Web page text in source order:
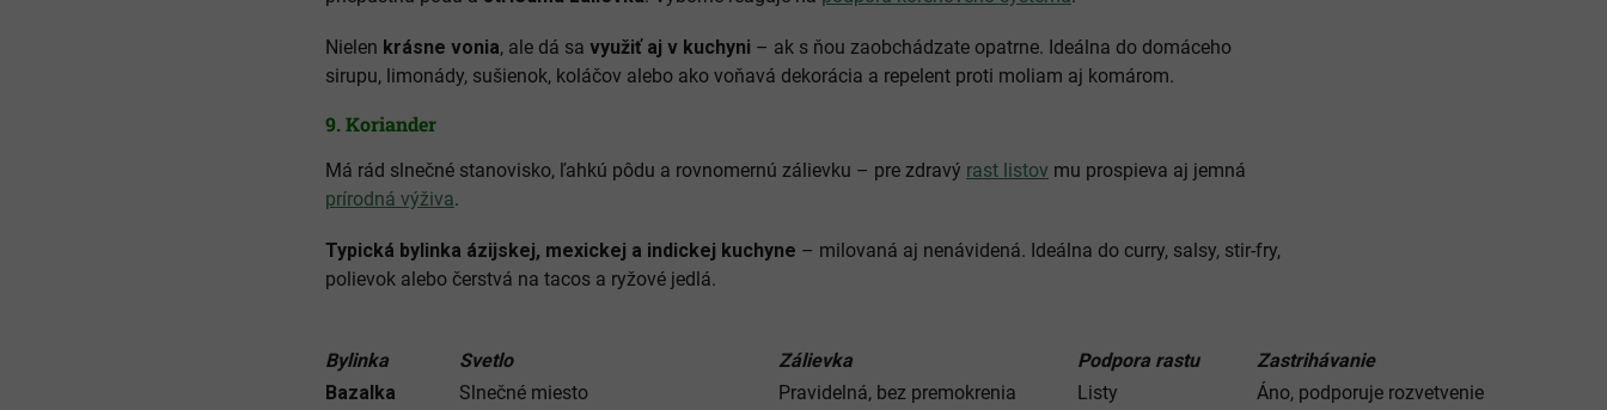
Nielen krásne vonia, ale dá sa využiť aj v kuchyni – ak s ňou zaobchádzate opatrne. Ideálna do domáceho
sirupu, limonády, sušienok, koláčov alebo ako voňavá dekorácia a repelent proti moliam aj komárom.
9.Koriander
Má rád slnečné stanovisko, ľahkú pôdu a rovnomernú zálievku – pre zdravý rast listov mu prospieva aj jemná
prírodná výživa.
Typická bylinka ázijskej, mexickej a indickej kuchyne – milovaná aj nenávidená. Ideálna do curry, salsy, stir-fry,
polievok alebo čerstvá na tacos a ryžové jedlá.
Bylinka Svetlo Zálievka Podpora rastu
Zastrihávanie
Bazalka
Slnečné miesto Pravidelná, bez premokrenia Listy
Áno, podporuje rozvetvenie